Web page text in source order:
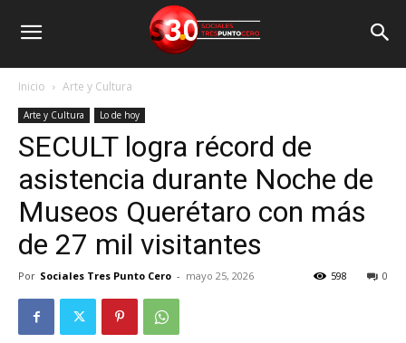
Inicio Arte y Cultura
Arte y Cultura Lo de hoy
SECULT logra récord de
asistencia durante Noche de
Museos Querétaro con más
de 27 mil visitantes
Por Sociales Tres Punto Cero - mayo 25, 2026 0
598